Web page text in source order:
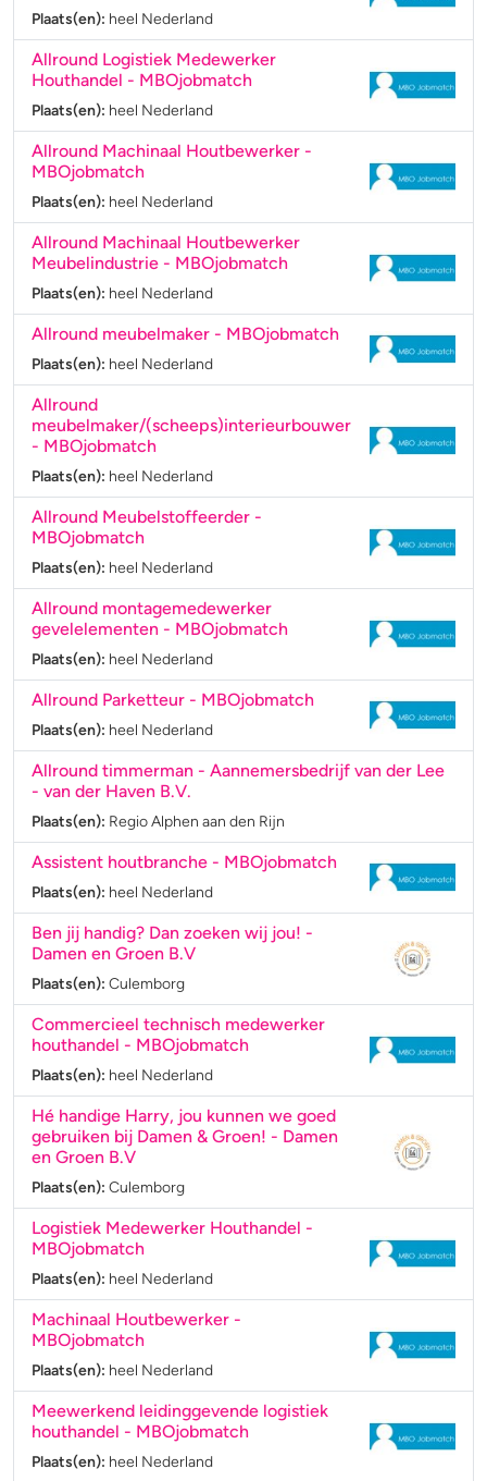
Plaats(en): heel Nederland
Allround Logistiek Medewerker
Houthandel - MBOjobmatch
Plaats(en): heel Nederland
Allround Machinaal Houtbewerker -
MBOjobmatch
Plaats(en): heel Nederland
Allround Machinaal Houtbewerker
Meubelindustrie - MBOjobmatch
Plaats(en): heel Nederland
Allround meubelmaker - MBOjobmatch
Plaats(en): heel Nederland
Allround
meubelmaker/(scheeps)interieurbouwer
- MBOjobmatch
Plaats(en): heel Nederland
Allround Meubelstoffeerder -
MBOjobmatch
Plaats(en): heel Nederland
Allround montagemedewerker
gevelelementen - MBOjobmatch
Plaats(en): heel Nederland
Allround Parketteur - MBOjobmatch
Plaats(en): heel Nederland
Allround timmerman - Aannemersbedrijf van der Lee
- van der Haven B.V.
Plaats(en): Regio Alphen aan den Rijn
Assistent houtbranche - MBOjobmatch
Plaats(en): heel Nederland
Ben jij handig? Dan zoeken wij jou! -
Damen en Groen B.V
Plaats(en): Culemborg
Commercieel technisch medewerker
houthandel - MBOjobmatch
Plaats(en): heel Nederland
Hé handige Harry, jou kunnen we goed
gebruiken bij Damen & Groen! - Damen
en Groen B.V
Plaats(en): Culemborg
Logistiek Medewerker Houthandel -
MBOjobmatch
Plaats(en): heel Nederland
Machinaal Houtbewerker -
MBOjobmatch
Plaats(en): heel Nederland
Meewerkend leidinggevende logistiek
houthandel - MBOjobmatch
Plaats(en): heel Nederland